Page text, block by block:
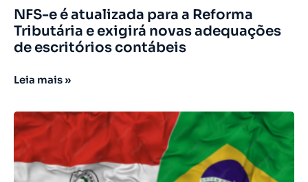
NFS-e é atualizada para a Reforma
Tributária e exigirá novas adequações
de escritórios contábeis
Leia mais »